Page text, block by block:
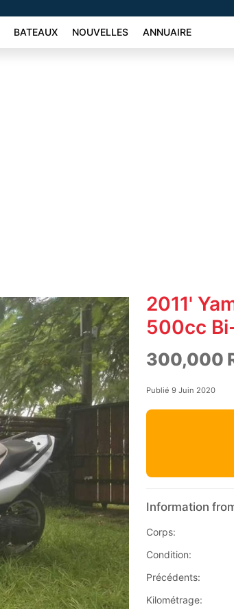
BATEAUX NOUVELLES ANNUAIRE
2011'
500cc
300,000
Publié 9 Juin 2020
Information
Corps:
Condition:
Précédents:
Kilométrage: